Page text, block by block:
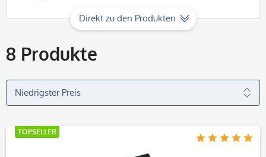
Direkt zu den Produkten
8 Produkte
TOPSELLER